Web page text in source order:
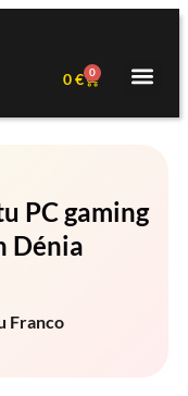
0€ 0
PC gaming
Dénia
Franco